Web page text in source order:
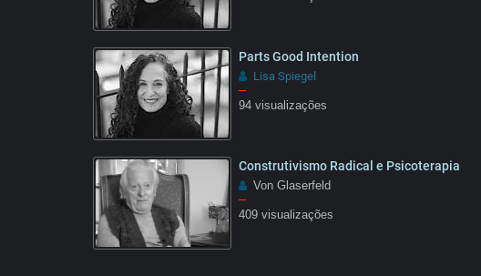
Parts Good Intention
Lisa Spiegel
–
94 visualizações
Construtivismo Radical e Psicoterapia
Von Glaserfeld
–
409 visualizações